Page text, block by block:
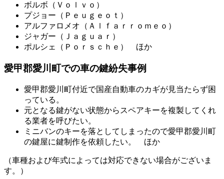
ボルボ（Ｖｏｌｖｏ）
プジョー（Ｐｅｕｇｅｏｔ）
アルファロメオ（Ａｌｆａｒｒｏｍｅｏ）
ジャガー（Ｊａｇｕａｒ）
ポルシェ（Ｐｏｒｓｃｈｅ） ほか
愛甲郡愛川町での車の鍵紛失事例
愛甲郡愛川町付近で国産自動車のカギが見当たらず困
っている。
元となる鍵がない状態からスペアキーを複製してくれ
る業者を呼びたい。
ミニバンのキーを落としてしまったので愛甲郡愛川町
の鍵屋に鍵制作を依頼したい。 ほか
（車種および年式によっては対応できない場合がございま
す。）